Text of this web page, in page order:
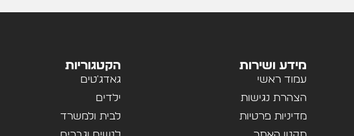
מידע ושירות
עמוד ראשי
הצהרת נגישות
מדיניות פרטיות
הקטגוריות
גאדג'טים
ילדים
לבית ולמשרד